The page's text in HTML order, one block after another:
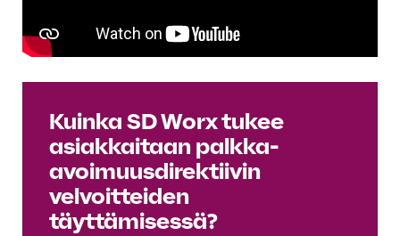
Kuinka SD Worx tukee
asiakkaitaan palkka-
avoimuusdirektiivin
velvoitteiden
täyttämisessä?